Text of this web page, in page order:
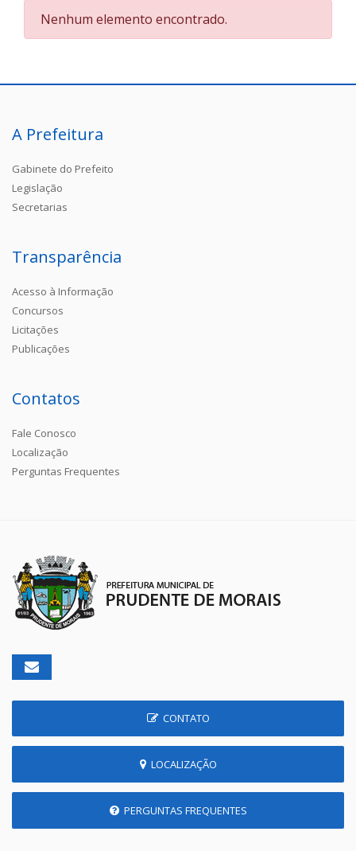
Nenhum elemento encontrado.
A Prefeitura
Gabinete do Prefeito
Legislação
Secretarias
Transparência
Acesso à Informação
Concursos
Licitações
Publicações
Contatos
Fale Conosco
Localização
Perguntas Frequentes
CONTATO
LOCALIZAÇÃO
PERGUNTAS FREQUENTES